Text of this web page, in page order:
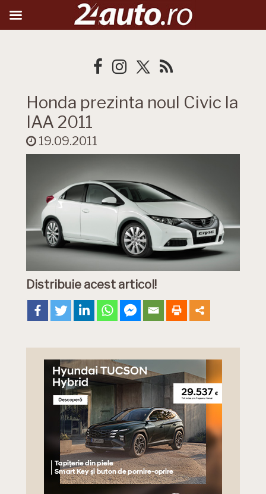
Honda prezinta noul Civic la
IAA 2011
19.09.2011
Distribuie acest articol!